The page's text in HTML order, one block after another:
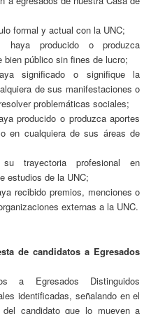
formal y actual con la UNC;
haya producido o produzca
bien público sin fines de lucro;
significado o signifique la
de sus manifestaciones o
problemáticas sociales;
producido o produzca aportes
en cualquiera de sus áreas de
trayectoria profesional en
estudios de la UNC;
recibido premios, menciones o
externas a la UNC.
de candidatos a Egresados
a Egresados Distinguidos
identificadas, señalando en el
candidato que lo mueven a